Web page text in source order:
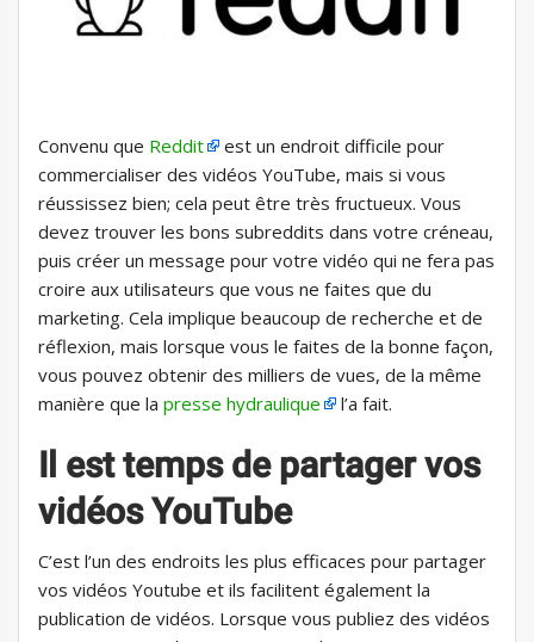
Convenu que Reddit
est un endroit difficile pour
commercialiser des vidéos YouTube, mais si vous
réussissez bien; cela peut être très fructueux. Vous
devez trouver les bons subreddits dans votre créneau,
puis créer un message pour votre vidéo qui ne fera pas
croire aux utilisateurs que vous ne faites que du
marketing. Cela implique beaucoup de recherche et de
réflexion, mais lorsque vous le faites de la bonne façon,
vous pouvez obtenir des milliers de vues, de la même
manière que la presse hydraulique l’a fait.
Il est temps de partager vos
vidéos YouTube
C’est l’un des endroits les plus efficaces pour partager
vos vidéos Youtube et ils facilitent également la
publication de vidéos. Lorsque vous publiez des vidéos